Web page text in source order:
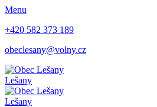
Menu
+420 582 373 189
obeclesany@volny.cz
Lešany
Lešany